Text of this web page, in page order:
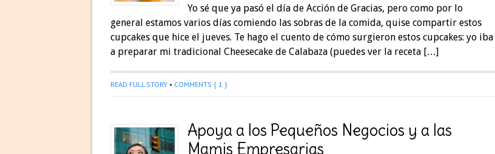
Yo sé que ya pasó el día de Acción de Gracias, pero como por lo
general estamos varios días comiendo las sobras de la comida, quise compartir estos
cupcakes que hice el jueves. Te hago el cuento de cómo surgieron estos cupcakes: yo iba
a preparar mi tradicional Cheesecake de Calabaza (puedes ver la receta […]
READ FULL STORY • COMMENTS { 1 }
Apoya a los Pequeños Negocios y a las
Mamis Empresarias